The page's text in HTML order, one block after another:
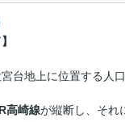
台地上に位置する人
高崎線が縦断し、それ